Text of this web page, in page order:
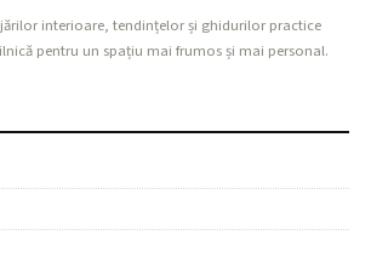
interioare, tendințelor și ghidurilor practice
pentru un spațiu mai frumos și mai personal.